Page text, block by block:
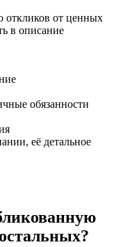
откликов от ценных
в описание
обязанности
её детальное